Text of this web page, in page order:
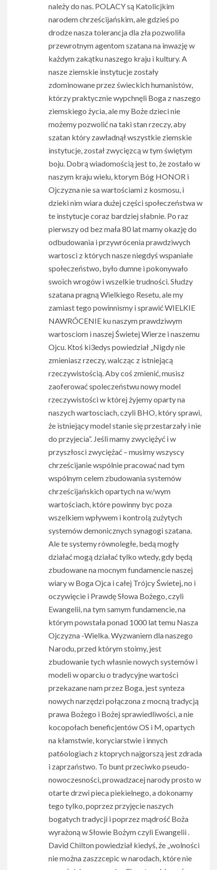
należy do nas. POLACY są Katolicjkim
narodem chrześcijańskim, ale gdzieś po
drodze nasza tolerancja dla zła pozwoliła
przewrotnym agentom szatana na inwazję w
każdym zakątku naszego kraju i kultury. A
nasze ziemskie instytucje zostały
zdominowane przez świeckich humanistów,
którzy praktycznie wypchnęli Boga z naszego
ziemskiego życia, ale my Boże dzieci nie
możemy pozwolić na taki stan rzeczy, aby
szatan który zawładnął wszystkie ziemskie
instytucje, został zwycięzcą w tym świętym
boju. Dobrą wiadomością jest to, że zostało w
naszym kraju wielu, ktorym Bóg HONOR i
Ojczyzna nie sa wartościami z kosmosu, i
dzieki nim wiara dużej części społeczeństwa w
te instytucje coraz bardziej słabnie. Po raz
pierwszy od bez mała 80 lat mamy okazję do
odbudowania i przywrócenia prawdziwych
wartosci z których nasze niegdyś wspaniałe
społeczeństwo, było dumne i pokonywało
swoich wrogów i wszelkie trudności. Słudzy
szatana pragną Wielkiego Resetu, ale my
zamiast tego powinnismy i sprawić WIELKIE
NAWRÓCENIE ku naszym prawdziwym
wartosciom i naszej Świetej Wierze i naszemu
Ojcu. Ktoś ki3edys powiedział „Nigdy nie
zmieniasz rzeczy, walcząc z istniejącą
rzeczywistością. Aby coś zmienić, musisz
zaoferować spoleczeństwu nowy model
rzeczywistości w której żyjemy oparty na
naszych wartosciach, czyli BHO, który sprawi,
że istniejący model stanie się przestarzały i nie
do przyjecia”. Jeśli mamy zwyciężyć i w
przyszłosci zwyciężać – musimy wszyscy
chrześcijanie wspólnie pracować nad tym
wspólnym celem zbudowania systemów
chrześcijańskich opartych na w/wym
wartościach, które powinny byc poza
wszelkiem wpływem i kontrolą zużytych
systemów demonicznych synagogi szatana.
Ale te systemy równoległe, bedą mogły
działać mogą działać tylko wtedy, gdy będą
zbudowane na mocnym fundamencie naszej
wiary w Boga Ojca i całej Trójcy Świetej, no i
oczywięcie i Prawdę Słowa Bożego, czyli
Ewangelii, na tym samym fundamencie, na
którym powstała ponad 1000 lat temu Nasza
Ojczyzna -Wielka. Wyzwaniem dla naszego
Narodu, przed którym stoimy, jest
zbudowanie tych własnie nowych systemów i
modeli w oparciu o tradycyjne wartości
przekazane nam przez Boga, jest synteza
nowych narzędzi połączona z mocną tradycją
prawa Bożego i Bożej sprawiedliwości, a nie
kocopołach beneficjentów OS i M, opartych
na kłamstwie, koryciarstwie i innych
pat6ologiach z ktoprych najgorszą jest zdrada
i zaprzaństwo. To bunt przeciwko pseudo-
nowoczesności, prowadzacej narody prosto w
otarte drzwi pieca piekielnego, a dokonamy
tego tylko, poprzez przyjęcie naszych
bogatych tradycji i poprzez mądrość Boża
wyrażoną w Słowie Bożym czyli Ewangelii .
David Chilton powiedział kiedyś, że „wolności
nie można zaszzcepic w narodach, które nie